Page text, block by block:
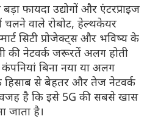
फायदा उद्योगों और एंटरप्राइज
चलने वाले रोबोट, हेल्थकेयर
सिटी प्रोजेक्ट्स और भविष्य के
नेटवर्क जरूरतें अलग होती
बिना नया या अलग
से बेहतर और तेज नेटवर्क
है कि इसे 5G की सबसे खास
जाता है।